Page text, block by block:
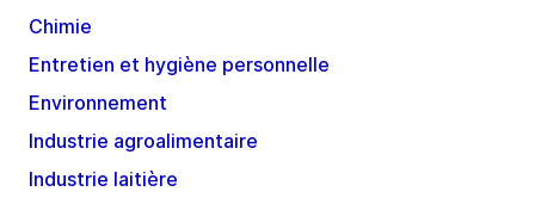
Chimie
Entretien et hygiène personnelle
Environnement
Industrie agroalimentaire
Industrie laitière